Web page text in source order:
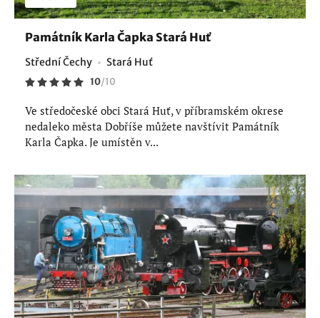
Památník Karla Čapka Stará Huť
Střední Čechy Stará Huť
10/10
Ve středočeské obci Stará Huť, v příbramském okrese
nedaleko města Dobříše můžete navštívit Památník
Karla Čapka. Je umístěn v...